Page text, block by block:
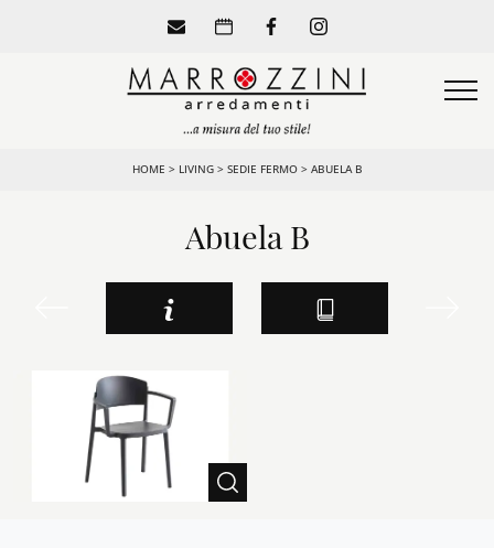
HOME > LIVING> SEDIE FERMO > ABUELA B
Abuela B